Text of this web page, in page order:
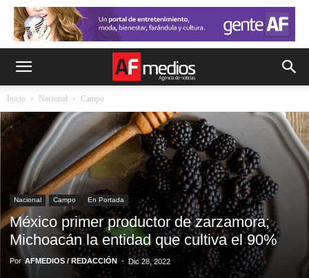
Inicio Nacional Campo
Nacional Campo En Portada
México primer productor de zarzamora;
Michoacán la entidad que cultiva el 90%
Por AFMEDIOS / REDACCIÓN - Dic 28, 2022